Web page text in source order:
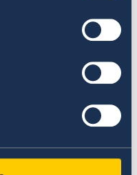
syns i de officiella
migranter som
igång, ofta utan
mycket tid på FN:s
Det kanske inte